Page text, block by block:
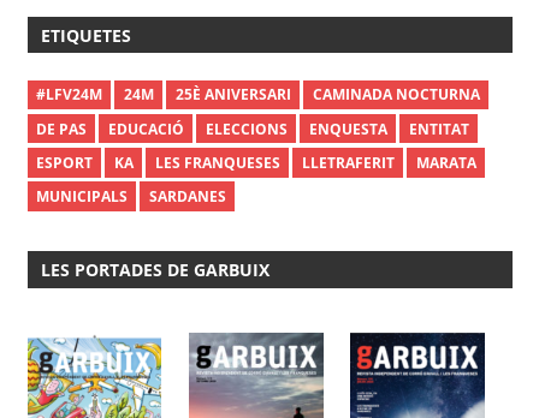
ETIQUETES
#LFV24M 24M 25È ANIVERSARI
CAMINADA NOCTURNA
DE PAS
EDUCACIÓ ELECCIONS ENQUESTA
ENTITAT
ESPORT
KA LES FRANQUESES LLETRAFERIT
MARATA
MUNICIPALS
SARDANES
LES PORTADES DE GARBUIX